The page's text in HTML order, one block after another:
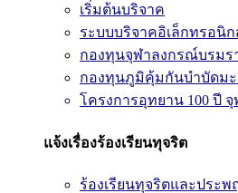
เริ่มต้นบริจาค
ระบบบริจาคอิเล็กทรอนิ
กองทุนจุฬาลงกรณ์บรม
กองทุนภูมิคุ้มกันบำบัดมะ
โครงการอุทยาน 100 ปี
แจ้งเรื่องร้องเรียนทุจริต
ร้องเรียนทุจริตและประ